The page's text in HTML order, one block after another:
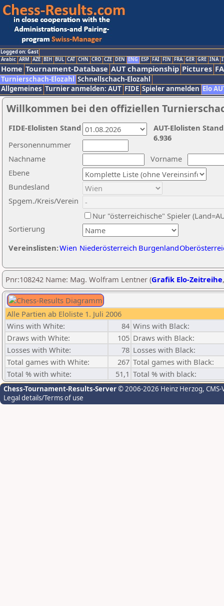
Logged on: Gast
Arabic ARM AZE BIH BUL CAT CHN CRO CZE DEN ENG ESP FAI FIN FRA GER GRE INA
Home Tournament-Database AUT championship Pictures
Turnierschach-Elozahl Schnellschach-Elozahl
Allgemeines Turnier anmelden: AUT FIDE Spieler anmelden Elo
Willkommen bei den offiziellen
Nachname
Vorname
Ebene
Sortierung
Personennummer
Bundesland
Spgem./Kreis/Verein
Nur "österreichische" Spieler
Vereinslisten:Wien Niederösterreich Burgenland
AUT-Elolisten
6.936
FIDE-Elolisten Stand
Pnr:108242 Name: Mag. Wolfram Lentner (Grafik Elo-Zeitreihe
Alle Partien ab Eloliste 1. Juli 2006
Wins with White:
84 Wins with Black:
Draws with White:
105 Draws with Black:
Losses with White:
78 Losses with Black:
Total games with White:
267 Total games with Black:
Total % with white:
51,1 Total % with black:
Chess-Tournament-Results-Server© 2006-2026 Heinz Herzog,
Legal details/Terms of use